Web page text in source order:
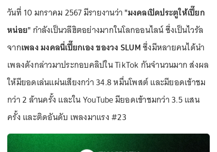
วันที่ 10 มกราคม 2567 มีรายงานว่า "มงคลเปิดประตูให้เปี๊ยก
หน่อย"กำลังเป็นวลีฮิตอย่างมากในโลกออนไลน์ ซึ่งเป็นไวรัล
จากเพลง มงคลนี่เปี๊ยกเอง ของวง SLUMซึ่งมีหลายคนได้นำ
เพลงดังกล่าวมาประกอบคลิปใน TikTok กันจำนวนมาก ส่งผล
ให้มียอดเล่นแผ่นเสียงกว่า 34.8 หมื่นโพสต์ และมียอดเข้าชม
กว่า 2 ล้านครั้ง และใน YouTube มียอดเข้าชมกว่า 3.5 แสน
ครั้ง และติดอันดับ เพลงมาแรง #23